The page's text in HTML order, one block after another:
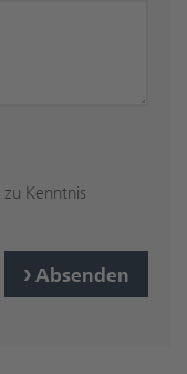
zu Kenntnis
Absenden